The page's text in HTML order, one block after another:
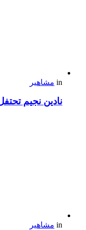
in مشاهير
نادين نجيم
in مشاهير